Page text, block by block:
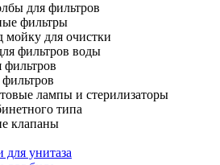
для фильтров
фильтры
для очистки
фильтров воды
фильтров
лампы и стерилизаторы
типа
клапаны
унитаза